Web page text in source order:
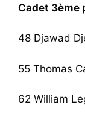
Cadet 3ème
48 Djawad
55 Thomas
62 William